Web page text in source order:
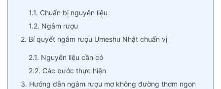
1.1. Chuẩn bị nguyên liệu
1.2. Ngâm rượu
2. Bí quyết ngâm rượu Umeshu Nhật chuẩn vị
2.1. Nguyên liệu cần có
2.2. Các bước thực hiện
3. Hướng dẫn ngâm rượu mơ không đường thơm ngon